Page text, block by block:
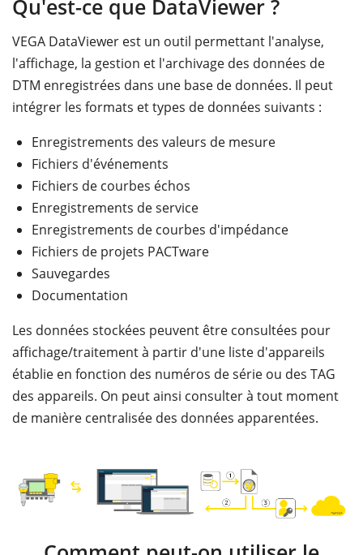
Qu'est-ce que DataViewer ?
VEGA DataViewer est un outil permettant l'analyse,
l'affichage, la gestion et l'archivage des données de
DTM enregistrées dans une base de données. Il peut
intégrer les formats et types de données suivants :
Enregistrements des valeurs de mesure
Fichiers d'événements
Fichiers de courbes échos
Enregistrements de service
Enregistrements de courbes d'impédance
Fichiers de projets PACTware
Sauvegardes
Documentation
Les données stockées peuvent être consultées pour
affichage/traitement à partir d'une liste d'appareils
établie en fonction des numéros de série ou des TAG
des appareils. On peut ainsi consulter à tout moment
de manière centralisée des données apparentées.